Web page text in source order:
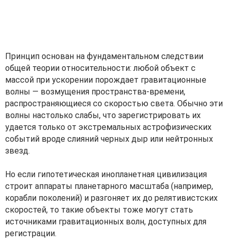
Принцип основан на фундаментальном следствии
общей теории относительности: любой объект с
массой при ускорении порождает гравитационные
волны — возмущения пространства-времени,
распространяющиеся со скоростью света. Обычно эти
волны настолько слабы, что зарегистрировать их
удается только от экстремальных астрофизических
событий вроде слияний черных дыр или нейтронных
звезд.
Но если гипотетическая инопланетная цивилизация
строит аппараты планетарного масштаба (например,
корабли поколений) и разгоняет их до релятивистских
скоростей, то такие объекты тоже могут стать
источниками гравитационных волн, доступных для
регистрации.